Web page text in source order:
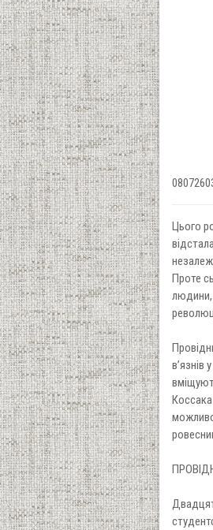
Цього
Проте
людини,
в’язнів
Коссака